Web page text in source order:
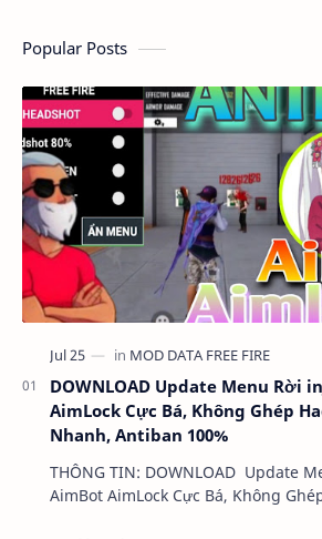
Popular Posts
DOWNLOAD Update Menu Rời
AimLock Cực Bá, Không Ghép
Nhanh, Antiban 100%
THÔNG TIN: DOWNLOAD Update Menu Rời inJector V1
AimBot AimLock Cực Bá, Không